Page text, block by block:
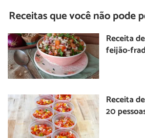
Receitas que você não pode
Receita
feijão-
Receita
20